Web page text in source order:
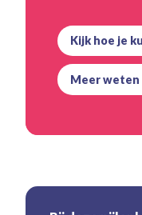
Kijk hoe je
Meer weten